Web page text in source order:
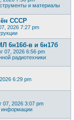
и материалы
СССР
2026 7:27 pm
6н16б-в и 6н17б
07, 2026 6:56 pm
радиотехники
6:29 pm
07, 2026 3:07 pm
информации